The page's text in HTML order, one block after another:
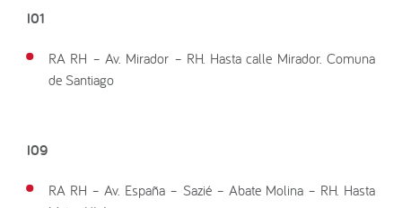
I01
RA RH – Av. Mirador – RH. Hasta calle Mirador. Comuna
de Santiago
I09
RA RH – Av. España – Sazié – Abate Molina – RH. Hasta